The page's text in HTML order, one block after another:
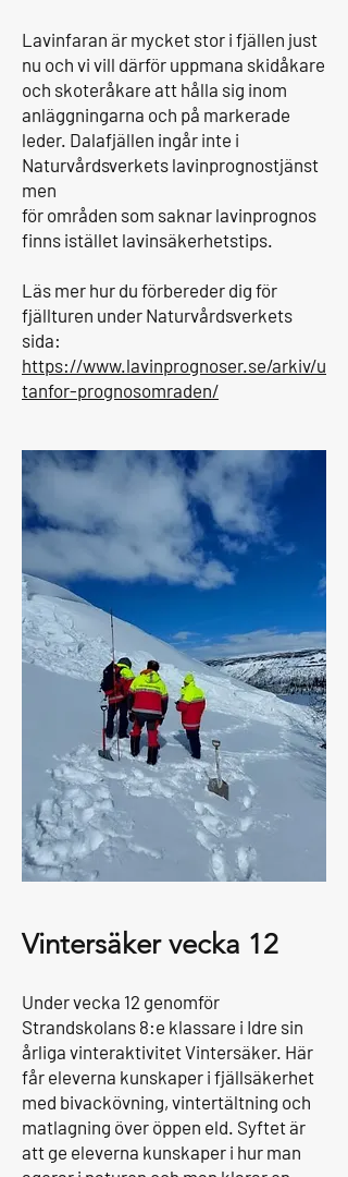
Lavinfaran är mycket stor i fjällen just
nu och vi vill därför uppmana skidåkare
och skoteråkare att hålla sig inom
anläggningarna och på markerade
leder. Dalafjällen ingår inte i
Naturvårdsverkets lavinprognostjänst
men
för områden som saknar lavinprognos
finns istället lavinsäkerhetstips.
Läs mer hur du förbereder dig för
fjällturen under Naturvårdsverkets
sida:
https://www.lavinprognoser.se/arkiv/u
tanfor-prognosomraden/
Vintersäker vecka 12
Under vecka 12 genomför
Strandskolans 8:e klassare i Idre sin
årliga vinteraktivitet Vintersäker. Här
får eleverna kunskaper i fjällsäkerhet
med bivackövning, vintertältning och
matlagning över öppen eld. Syftet är
att ge eleverna kunskaper i hur man